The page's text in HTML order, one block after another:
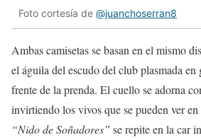
Foto cortesía de @juanchoserran8
Ambas camisetas se basan en el mismo
el águila del escudo del club plasmada en
frente de la prenda. El cuello se adorna
invirtiendo los vivos que se pueden ver
“Nido de Soñadores” se repite en la car